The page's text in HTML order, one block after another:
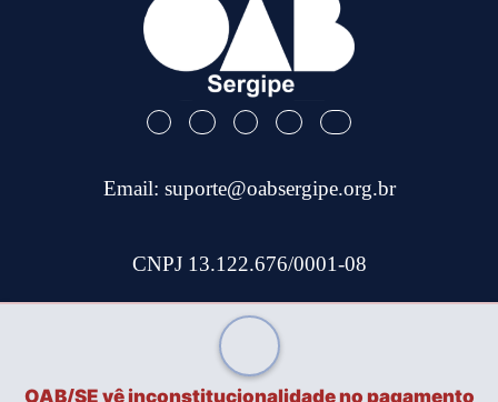
Email: suporte@oabsergipe.org.br
CNPJ 13.122.676/0001-08
Telefone: (79) 3301-9100
Site Desenvolvido porTec Capital
OAB/SE vê inconstitucionalidade no pagamento